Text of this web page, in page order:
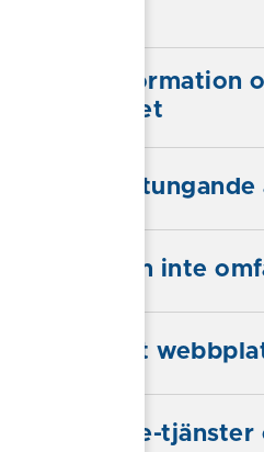
Teknisk information
tillgänglighet
Oskäligt betungande
Innehåll som inte
Hur vi testat
Mina sidor, e-